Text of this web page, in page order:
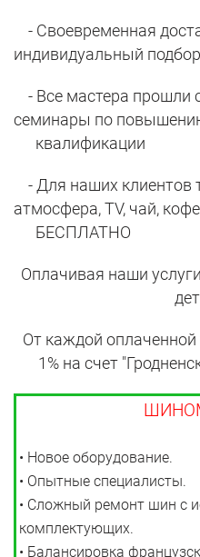
- Своевременная
индивидуальный подбор
- Все мастера прошли
семинары по
квалификации
- Для наших клиентов
атмосфера, TV, чай,
БЕСПЛАТНО
Оплачивая наши
От каждой
1% на счет
• Новое оборудование.
• Опытные специалисты.
• Сложный ремонт шин с
комплектующих.
• Балансировка